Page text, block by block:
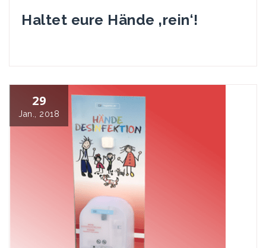
Haltet eure Hände ‚rein‘!
29
Jan., 2018